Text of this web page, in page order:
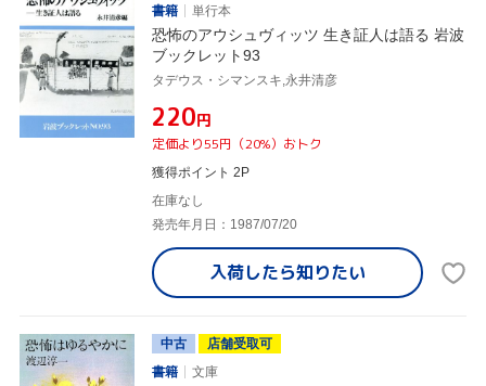
書籍
単行本
恐怖のアウシュヴィッツ 生き証人は語る 岩波
ブックレット93
タデウス・シマンスキ,永井清彦
¥220円
定価より55円（20%）おトク
獲得ポイント 2P
在庫なし
発売年月日：1987/07/20
入荷したら知りたい
中古
店舗受取可
書籍
文庫